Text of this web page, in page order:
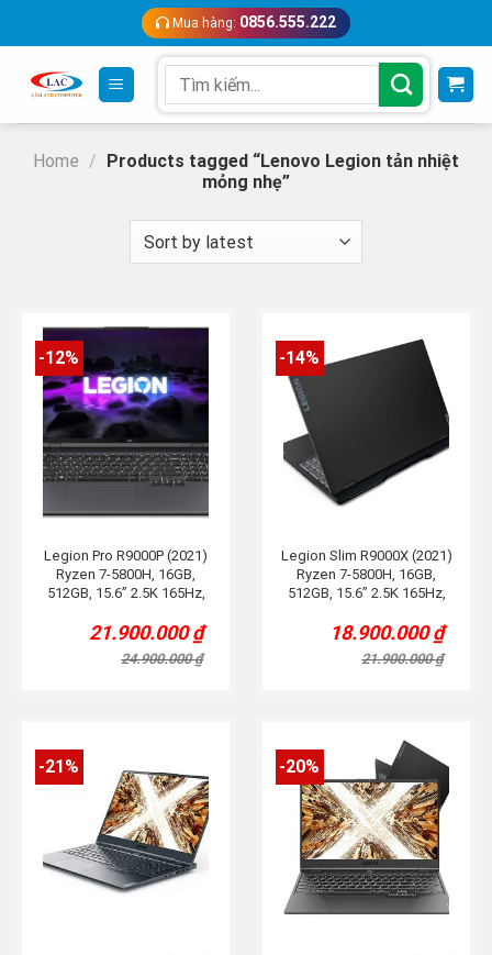
content
Mua hàng: 0856.555.222
for:
Home / Products tagged “Lenovo Legion tản nhiệt
mỏng nhẹ”
-12%
Legion Pro R9000P (2021)
Ryzen 7-5800H, 16GB,
512GB, 15.6” 2.5K 165Hz,
24.900.000₫
Original
price
was:
21.900.000₫
Current
price
is:
-14%
Legion Slim R9000X (2021)
Ryzen 7-5800H, 16GB,
512GB, 15.6” 2.5K 165Hz,
21.900.000₫
Original
price
was:
18.900.000₫
Current
price
is:
-21% -20%